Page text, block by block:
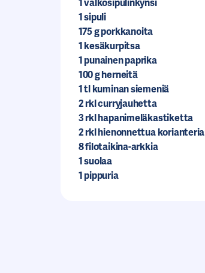
1valkosipulinkynsi
1sipuli
175g porkkanoita
1kesäkurpitsa
1punainen paprika
100g herneitä
1tl kuminan siemeniä
2rkl curryjauhetta
3rkl hapanimeläkastiketta
2rkl hienonnettua korianteria
8filotaikina-arkkia
1suolaa
1pippuria